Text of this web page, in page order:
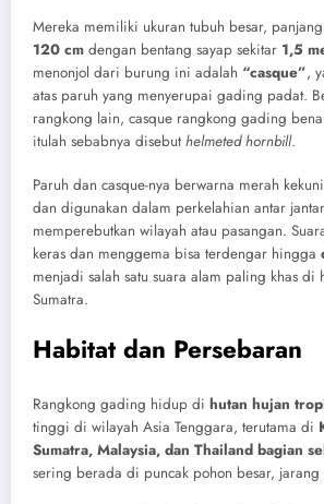
Mereka memiliki ukuran tubuh besar,
120 cm dengan bentang sayap sekitar 1,5
menonjol dari burung ini adalah “casque”,
atas paruh yang menyerupai gading padat.
rangkong lain, casque rangkong gading
itulah sebabnya disebuthelmeted hornbill.
Paruh dan casque-nya berwarna merah
dan digunakan dalam perkelahian antar
memperebutkan wilayah atau pasangan.
keras dan menggema bisa terdengar hingga
menjadi salah satu suara alam paling khas di
Sumatra.
Habitat dan Persebaran
Rangkong gading hidup di hutan hujan
tinggi di wilayah Asia Tenggara, terutama di
Sumatra, Malaysia, dan Thailand bagian
sering berada di puncak pohon besar, jarang